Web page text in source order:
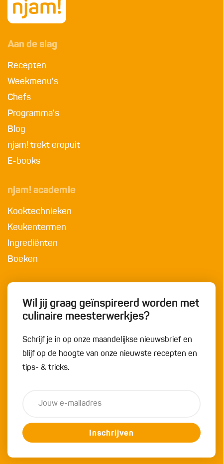
Aan de slag
Recepten
Weekmenu's
Chefs
Programma's
Blog
njam! trekt eropuit
E-books
njam! academie
Kooktechnieken
Keukentermen
Ingrediënten
Boeken
Wil jij graag geïnspireerd worden met
culinaire meesterwerkjes?
Schrijf je in op onze maandelijkse nieuwsbrief en
blijf op de hoogte van onze nieuwste recepten en
tips- & tricks.
Inschrijven